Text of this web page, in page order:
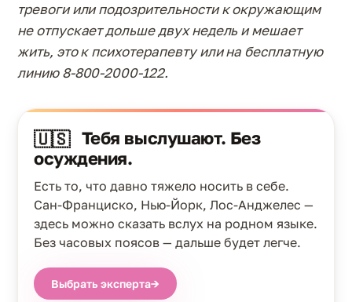
тревоги или подозрительности к окружающим
не отпускает дольше двух недель и мешает
жить, это к психотерапевту или на бесплатную
линию 8-800-2000-122.
🇺🇸 Тебя выслушают. Без
осуждения.
Есть то, что давно тяжело носить в себе.
Сан-Франциско, Нью-Йорк, Лос-Анджелес —
здесь можно сказать вслух на родном языке.
Без часовых поясов — дальше будет легче.
Выбрать эксперта→